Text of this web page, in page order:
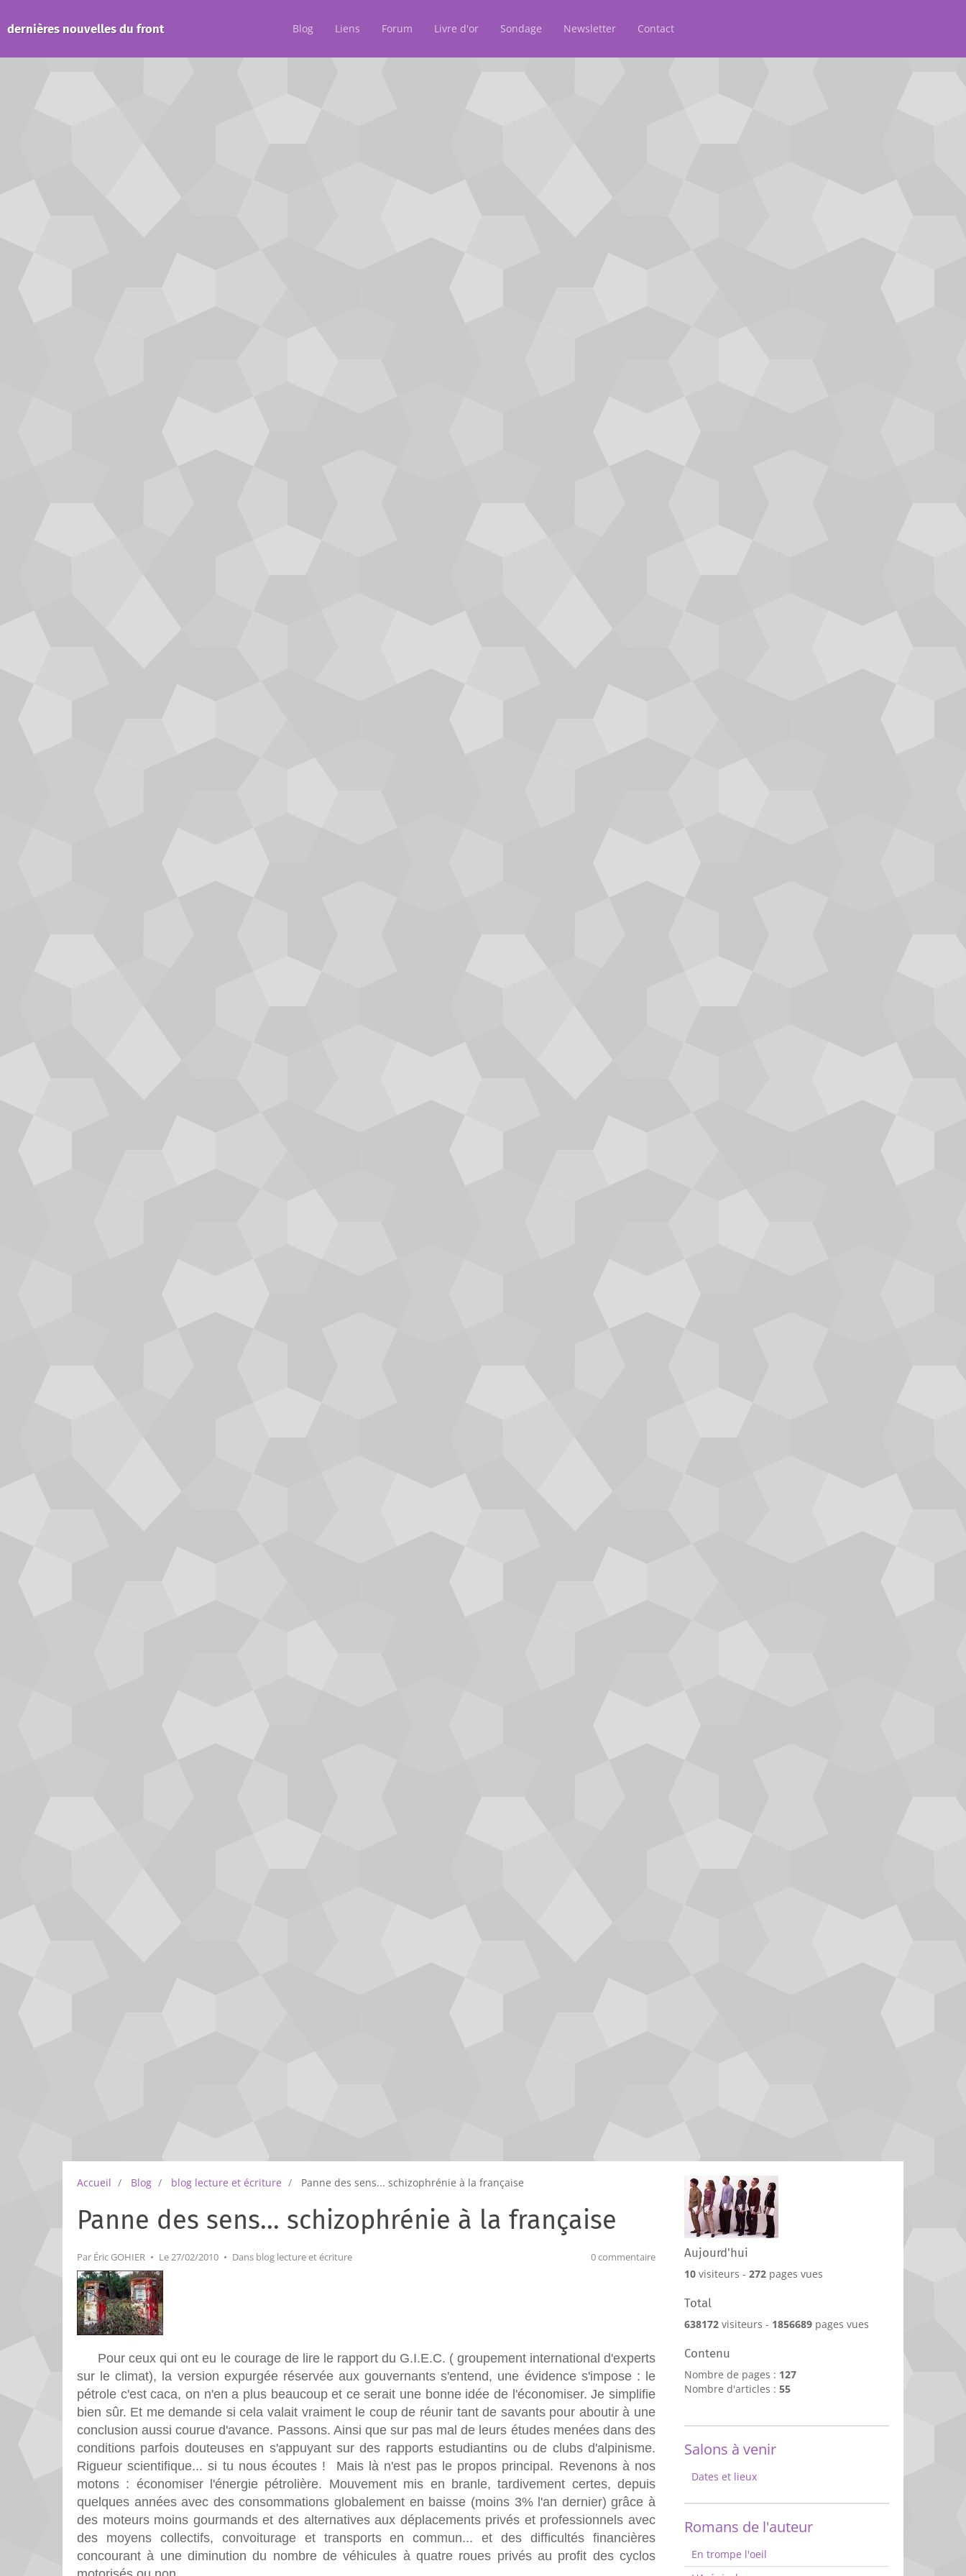
dernières nouvelles du front Blog Liens Forum Livre d'or Sondage Newsletter Contact
Accueil Blog blog lecture et écriture Panne des sens... schizophrénie à la française
Panne des sens... schizophrénie à la française
Par Éric GOHIER Le 27/02/2010 Dans blog lecture et écriture 0 commentaire
Pour ceux qui ont eu le courage de lire le rapport du G.I.E.C. ( groupement international d'experts
sur le climat), la version expurgée réservée aux gouvernants s'entend, une évidence s'impose : le
pétrole c'est caca, on n'en a plus beaucoup et ce serait une bonne idée de l'économiser. Je simplifie
bien sûr. Et me demande si cela valait vraiment le coup de réunir tant de savants pour aboutir à une
conclusion aussi courue d'avance. Passons. Ainsi que sur pas mal de leurs études menées dans des
conditions parfois douteuses en s'appuyant sur des rapports estudiantins ou de clubs d'alpinisme.
Rigueur scientifique... si tu nous écoutes ! Mais là n'est pas le propos principal. Revenons à nos
motons : économiser l'énergie pétrolière. Mouvement mis en branle, tardivement certes, depuis
quelques années avec des consommations globalement en baisse (moins 3% l'an dernier) grâce à
des moteurs moins gourmands et des alternatives aux déplacements privés et professionnels avec
des moyens collectifs, convoiturage et transports en commun... et des difficultés financières
concourant à une diminution du nombre de véhicules à quatre roues privés au profit des cyclos
Aujourd'hui
10 visiteurs - 272 pages vues
Total
638172 visiteurs - 1856689 pages vues
Contenu
Nombre de pages : 127
Nombre d'articles : 55
Salons à venir
Dates et lieux
Romans de l'auteur
En trompe l'oeil